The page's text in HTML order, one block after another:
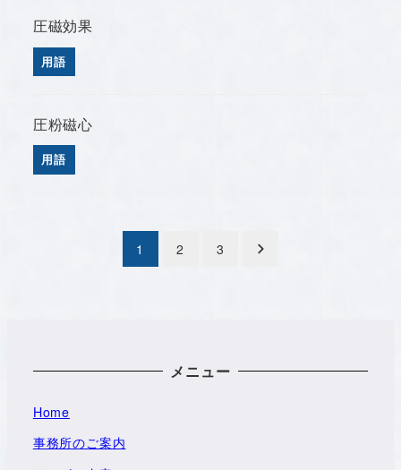
圧磁効果
用語
圧粉磁心
用語
ジ
1 2 3
メニュー
Home
事務所のご案内